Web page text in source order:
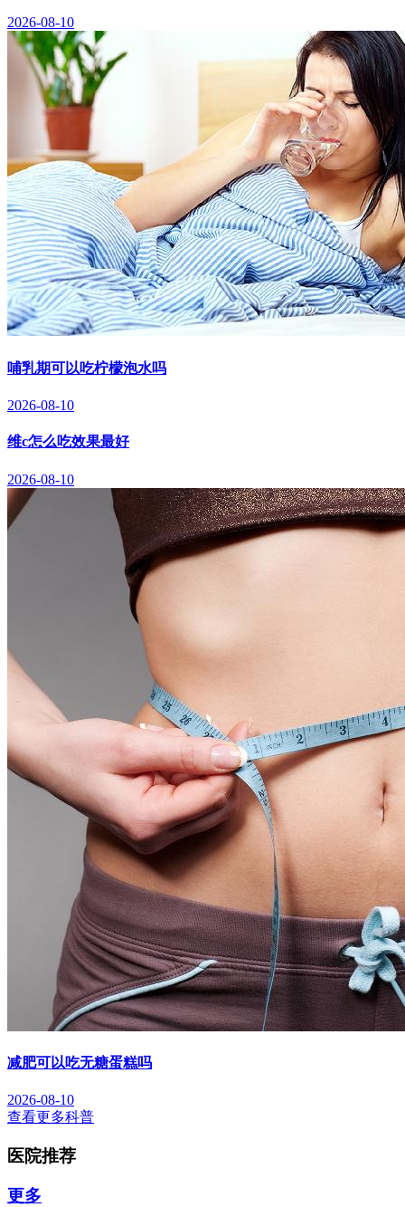
2026-08-10
哺乳期可以吃柠檬泡水吗
2026-08-10
维c怎么吃效果最好
2026-08-10
减肥可以吃无糖蛋糕吗
2026-08-10
查看更多科普
医院推荐
更多